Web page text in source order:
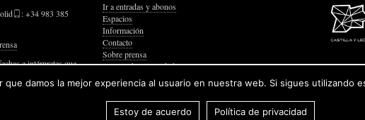
: +34 983 385
e intérpretes que
Ir a entradas y abonos
Espacios
Información
Contacto
Sobre prensa
Política de Privacidad
Política de Cookies
Accesibilidad Web
que damos la mejor experiencia al usuario en nuestra web. Si sigues utilizando
Estoy de acuerdo Política de privacidad